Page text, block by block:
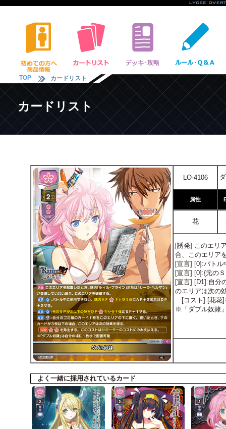
TOP カードリスト
カードリスト
LO-4106
属性
花
[誘発] このエリ
合、このエリア
[宣言] [0]:バトル
[宣言] [0]:{元の
[宣言] [D1]:自分
のエリアは次の
[コスト] [花花]
※「ダブル奴隷
よく一緒に採用されているカード